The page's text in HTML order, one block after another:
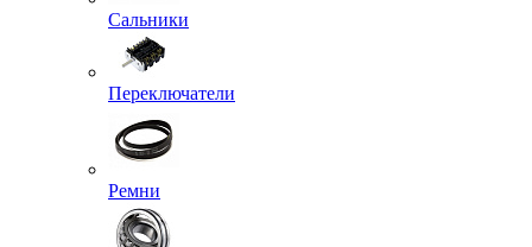
Сальники
Переключатели
Ремни